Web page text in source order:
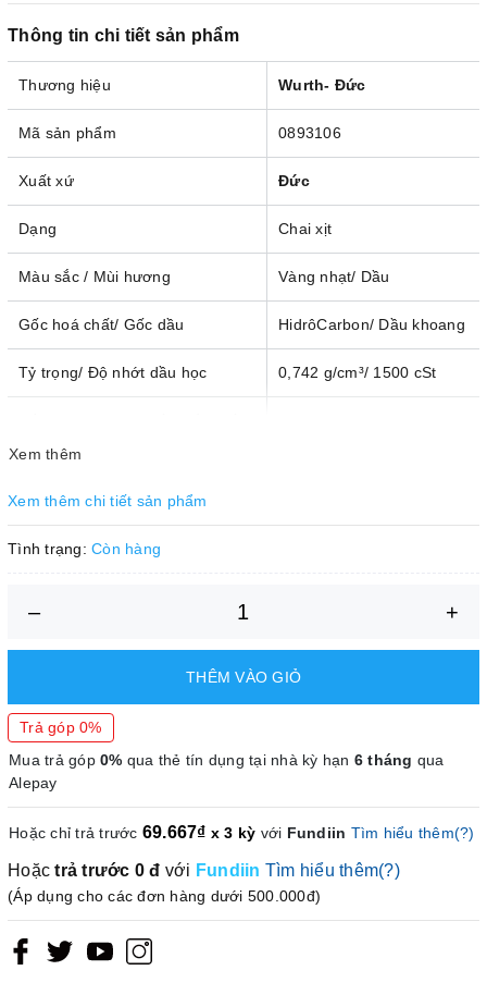
Thông tin chi tiết sản phẩm
Thương hiệu Wurth- Đức
Mã sản phẩm 0893106
Xuất xứ Đức
Dạng Chai xịt
Màu sắc / Mùi hương Vàng nhạt/ Dầu
Gốc hoá chất/ Gốc dầu HidrôCarbon/ Dầu khoang
Tỷ trọng/ Độ nhớt dầu học 0,742 g/cm³/ 1500 cSt
Khả năng chịu nhiệt tối đa
Dung tích
Xem thêm
Xem thêm chi tiết sản phẩm
Tình trạng: Còn hàng
– +
THÊM VÀO GIỎ
Trả góp 0%
Mua trả góp 0% qua thẻ tín dụng tại nhà kỳ hạn 6 tháng qua
Alepay
Hoặc chỉ trả trước 69.667₫ x 3 kỳ với Fundiin Tìm hiểu thêm(?)
Hoặctrả trước 0 đ với Fundiin Tìm hiểu thêm(?)
(Áp dụng cho các đơn hàng dưới 500.000đ)